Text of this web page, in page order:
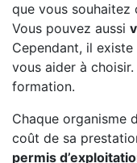
que vous souhaitez
Vous pouvez aussi
Cependant, il
vous aider à
formation.
Chaque organisme
coût de sa
permis